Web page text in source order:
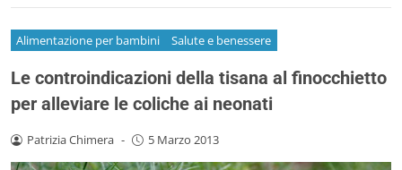
Alimentazione per bambini Salute e benessere
Le controindicazioni della tisana al finocchietto
per alleviare le coliche ai neonati
Patrizia Chimera - 5 Marzo 2013